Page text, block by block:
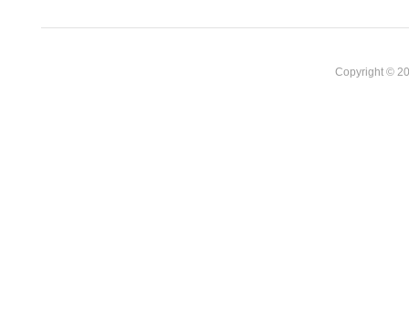
Copyright ©